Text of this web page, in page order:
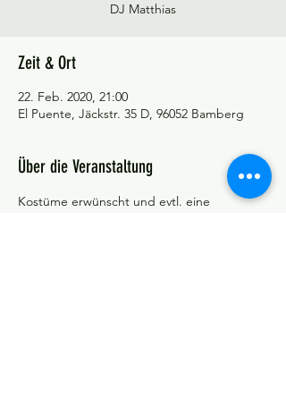
DJ Matthias
Zeit & Ort
22. Feb. 2020, 21:00
El Puente, Jäckstr. 35 D, 96052 Bamberg
Über die Veranstaltung
Kostüme erwünscht und evtl. eine